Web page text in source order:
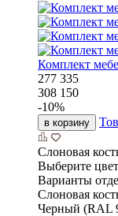
Комплект
277 335
308 150
-10%
в корзину
Слоновая
Выберите
Варианты
Слоновая
Черный (RAL